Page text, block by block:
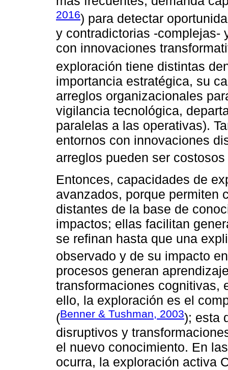
2016) para detectar
y contradictorias -complejas-
con innovaciones
exploración tiene distintas
importancia estratégica, su
arreglos organizacionales
vigilancia tecnológica,
paralelas a las operativas).
entornos con innovaciones
arreglos pueden ser
Entonces, capacidades de
avanzados, porque permiten
distantes de la base de
impactos; ellas facilitan
se refinan hasta que una
observado y de su impacto
procesos generan
transformaciones cognitivas,
ello, la exploración es el
(Benner & Tushman, 2003); esta
disruptivos y
el nuevo conocimiento. En
ocurra, la exploración activa